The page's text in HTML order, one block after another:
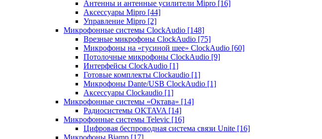
Антенны и антенные усилители Mipro [16]
Аксессуары Mipro [44]
Управление Mipro [2]
Микрофонные системы ClockAudio [148]
Врезные микрофоны ClockAudio [75]
Микрофоны на «гусиной шее» ClockAudio [60]
Потолочные микрофоны ClockAudio [9]
Интерфейсы ClockAudio [1]
Готовые комплекты Clockaudio [1]
Микрофоны Dante/USB ClockAudio [1]
Аксессуары Clockaudio [1]
Микрофонные системы «Октава» [14]
Радиосистемы OKTAVA [14]
Микрофонные системы Televic [16]
Цифровая беспроводная система связи Unite [16]
Микрофоны Biamp [17]